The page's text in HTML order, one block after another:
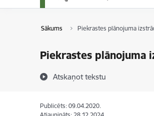
Sākums Piekrastes plānojuma
Piekrastes plānojuma
Atskaņot tekstu
Publicēts: 09.04.2020.